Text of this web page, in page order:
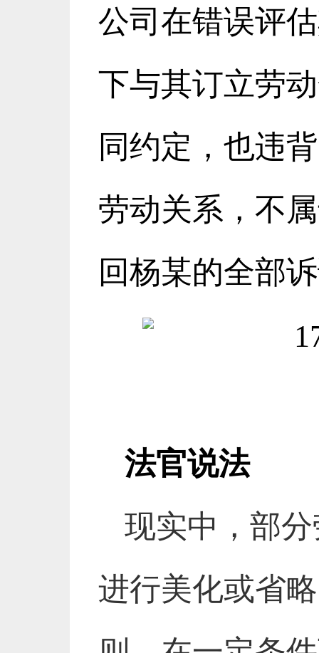
公司在错误评
下与其订立劳
同约定，也违
劳动关系，不
回杨某的全部
法官说法
现实中，部
进行美化或省